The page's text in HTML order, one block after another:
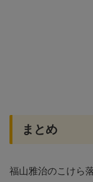
まとめ
福山雅治のこけら